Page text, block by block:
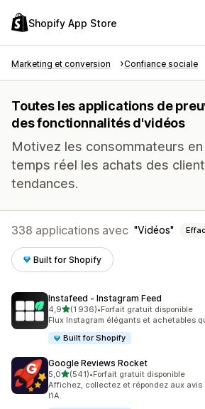
Shopify App Store
Marketing et conversion Confiance sociale
Toutes les applications de
des fonctionnalités d'vidéos
Motivez les consommateurs
temps réel les achats des
tendances.
338 applications avec Vidéos
Built for Shopify
Instafeed ‑ Instagram Feed
4,9étoile(s) sur 5
(1 936)
1936 avis au total
•Forfait gratuit disponible
Flux Instagram élégants et achetables
Built for Shopify
Google Reviews Rocket
5,0étoile(s) sur 5
(541)
541 avis au total
•Forfait gratuit disponible
Affichez, collectez et répondez aux avis
l’IA.